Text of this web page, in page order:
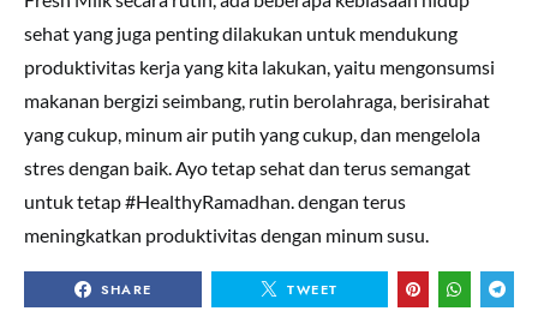
sehat yang juga penting dilakukan untuk mendukung
produktivitas kerja yang kita lakukan, yaitu mengonsumsi
makanan bergizi seimbang, rutin berolahraga, berisirahat
yang cukup, minum air putih yang cukup, dan mengelola
stres dengan baik. Ayo tetap sehat dan terus semangat
untuk tetap #HealthyRamadhan. dengan terus
meningkatkan produktivitas dengan minum susu.
SHARE TWEET